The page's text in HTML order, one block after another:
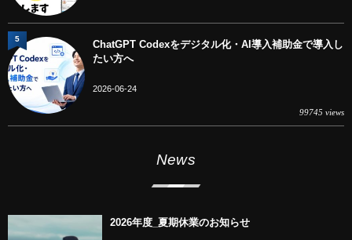
ChatGPT Codexをデジタル化・AI導入補助金で導入し
たい方へ
2026-06-24
99745 views
5
News
2026年度_夏期休業のお知らせ